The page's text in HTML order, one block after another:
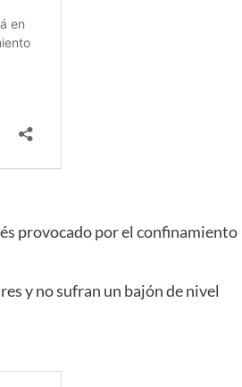
provocado por el confinamiento
y no sufran un bajón de nivel